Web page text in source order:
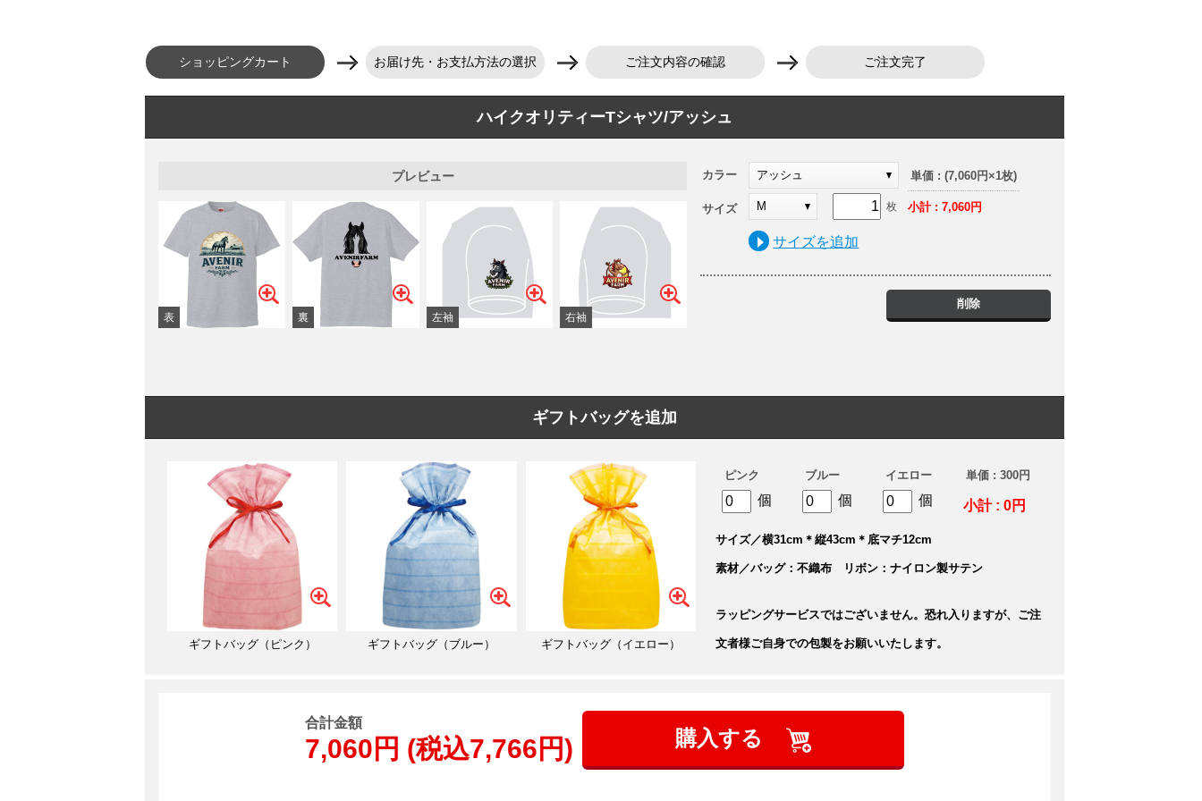
ショッピングカート お届け先・お支払方法の選択 ご注文内容の確認 ご注文完了
ハイクオリティーTシャツ/アッシュ
プレビュー カラー アッシュ
M 枚
サイズ
サイズを追加
単価 : (7,060円×1枚)
小計 : 7,060円
削除
ギフトバッグを追加
ギフトバッグ（ピンク） ギフトバッグ（ブルー） ギフトバッグ（イエロー）
ピンク
個
ブルー
個
イエロー
個
単価 : 300円
小計 : 0円
サイズ／横31cm＊縦43cm＊底マチ12cm
素材／バッグ：不織布 リボン：ナイロン製サテン
ラッピングサービスではございません。恐れ入りますが、ご注
文者様ご自身での包製をお願いいたします。
合計金額
7,060円 (税込7,766円) 購入する